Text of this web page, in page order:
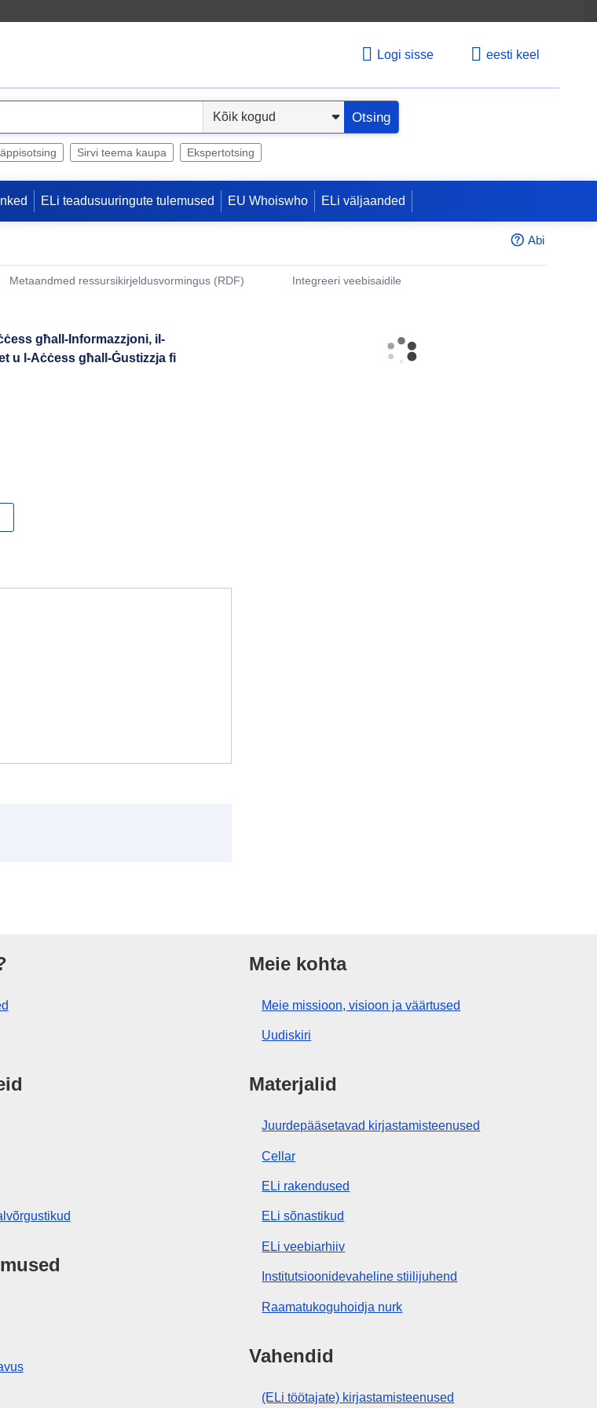
Logi sisse eesti keel
Otsing
Sirvi teema kaupa Ekspertotsing
ELi teadusuuringute tulemused EU Whoiswho ELi väljaanded
Abi
Metaandmed ressursikirjeldusvormingus (RDF)
Integreeri veebisaidile
għall-Informazzjoni, il-
u l-Aċċess għall-Ġustizzja fi
Meie kohta
Meie missioon, visioon ja väärtused
Uudiskiri
Materjalid
Juurdepääsetavad kirjastamisteenused
Cellar
ELi rakendused
ELi sõnastikud
ELi veebiarhiiv
Institutsioonidevaheline stiilijuhend
Raamatukoguhoidja nurk
Vahendid
(ELi töötajate) kirjastamisteenused